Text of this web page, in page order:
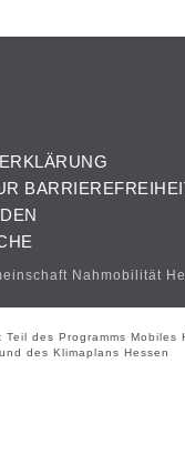
Nahmobilität
Teil des Programms Mobiles
und des Klimaplans Hessen